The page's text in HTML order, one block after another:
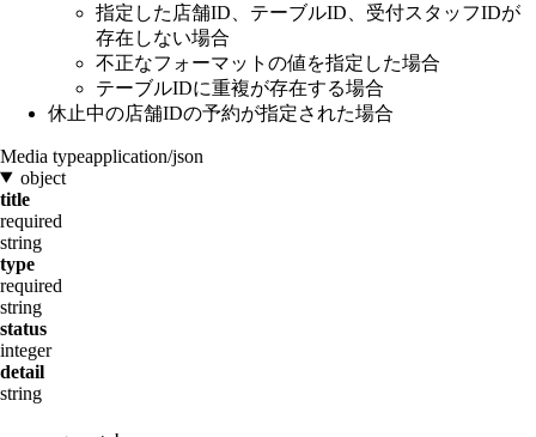
指定した店舗ID、テーブルID、受付スタッフIDが
存在しない場合
不正なフォーマットの値を指定した場合
テーブルIDに重複が存在する場合
休止中の店舗IDの予約が指定された場合
Media typeapplication/json
object
title
required
string
type
required
string
status
integer
detail
string